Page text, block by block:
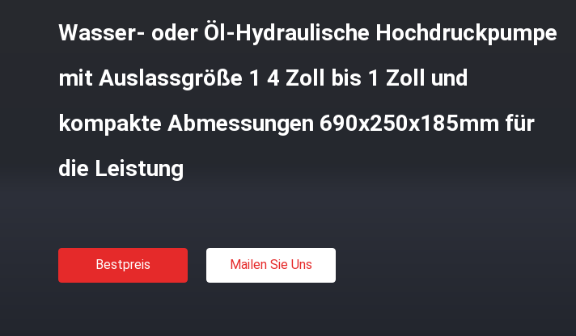
Wasser- oder Öl-Hydraulische Hochdruckpumpe
mit Auslassgröße 1 4 Zoll bis 1 Zoll und
kompakte Abmessungen 690x250x185mm für
die Leistung
Bestpreis Mailen Sie Uns